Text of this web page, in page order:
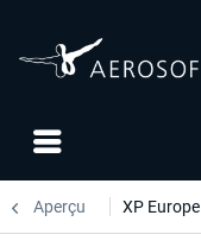
Aperçu XP Europe